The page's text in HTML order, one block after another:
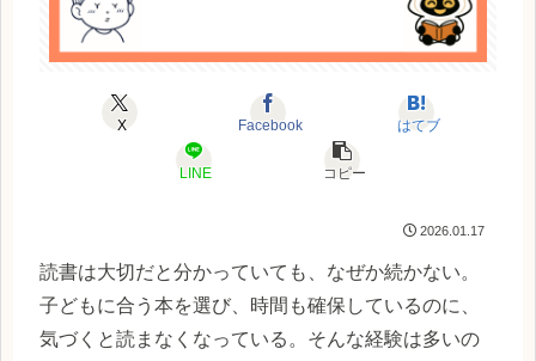
X Facebook はてブ
LINE コピー
2026.01.17
読書は大切だと分かっていても、なぜか続かない。
子どもに合う本を選び、時間も確保しているのに、
気づくと読まなくなっている。そんな経験は多いの